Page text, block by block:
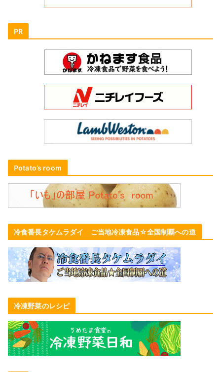
PR
Potato’s room
冷食番長タケムラダイ ご当地冷凍食品☆全国制覇への道
冷凍野菜のレシピ